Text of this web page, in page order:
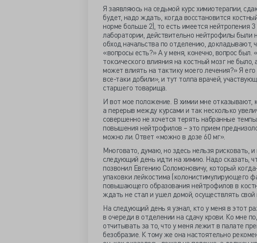
Я заявляюсь на седьмой курс химиотерапии,
будет, надо ждать, когда восстановится
норме больше 2), то есть имеется нейтропения
лаборатории, действительно нейтрофилы
обход начальства по отделению,
«вопросы есть?» А у меня, конечно, вопрос
токсического влияния на костный мозг не
может влиять на тактику моего лечения?» Я
все-таки добили», и тут толпа врачей,
старшего товарища.
И вот мое положение. В химии мне отказывают,
а перерыв между курсами и так несколько
совершенно не хочется терять набранные
повышения нейтрофилов – это прием
можно ли. Ответ «можно в дозе 60 мг».
Многовато, думаю, но здесь нельзя рисковать,
следующий день идти на химию. Надо сказать,
позвонил Евгению Соломоновичу, который
упаковки лейкостима (колонистимулирующего
повышающего образования нейтрофилов в
ждать не стал и ушел домой, осуществлять свой
На следующий день я узнал, кто у меня в этот
в очереди в отделении на сдачу крови. Ко мне
отчитывать за то, что у меня лежит в палате
безобразие. К тому же она настоятельно